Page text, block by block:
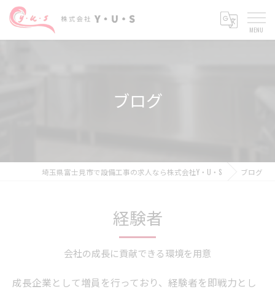
ブログ
埼玉県富士見市で設備工事の求人なら株式会社Y・U・S ブログ
経験者
会社の成長に貢献できる環境を用意
成長企業として増員を行っており、経験者を即戦力とし